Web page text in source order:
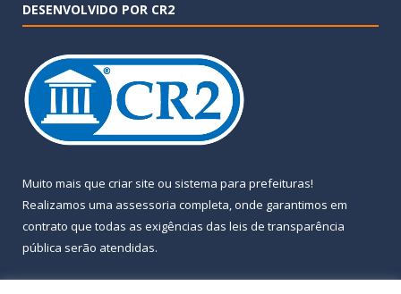
DESENVOLVIDO POR CR2
Muito mais que criar site ou sistema para prefeituras!
Realizamos uma assessoria completa, onde garantimos em
contrato que todas as exigências das leis de transparência
pública serão atendidas.